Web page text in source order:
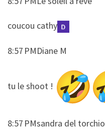
​​coucou cathy
8:57 PMDiane M
​​tu le shoot !
8:57 PMsandra del torchio